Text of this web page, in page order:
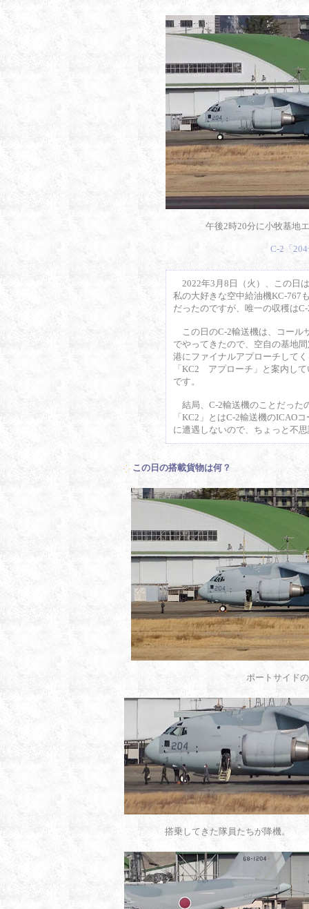
午後2時20分に小牧基地
C-2「
2022年3月8日（火）、この日
私の大好きな空中給油機KC-767
だったのですが、唯一の収穫は
この日のC-2輸送機は、コール
でやってきたので、空自の基地
港にファイナルアプローチして
「KC2 アプローチ」と案内し
です。
結局、C-2輸送機のことだった
「KC2」とはC-2輸送機のICAO
に遭遇しないので、ちょっと不
この日の搭載貨物は何？
ポートサイド
搭乗してきた隊員たちが降機。